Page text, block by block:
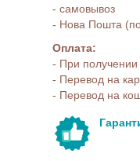
- самовывоз
- Нова Пошта
Оплата:
- При получении
- Перевод на
- Перевод на